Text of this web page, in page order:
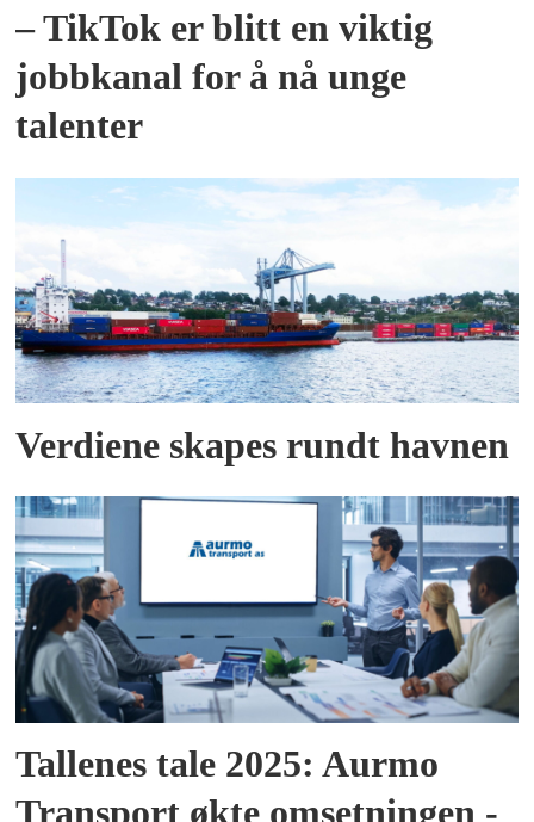
– TikTok er blitt en viktig
jobbkanal for å nå unge
talenter
Verdiene skapes rundt havnen
Tallenes tale 2025: Aurmo
Transport økte omsetningen -